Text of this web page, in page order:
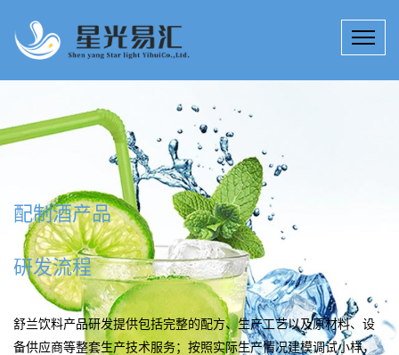
配制酒产品
研发流程
舒兰饮料产品研发提供包括完整的配方、生产工艺以及原材料、设
备供应商等整套生产技术服务；按照实际生产情况建模调试小样，